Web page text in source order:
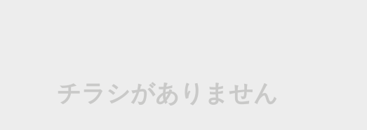
チラシがありません